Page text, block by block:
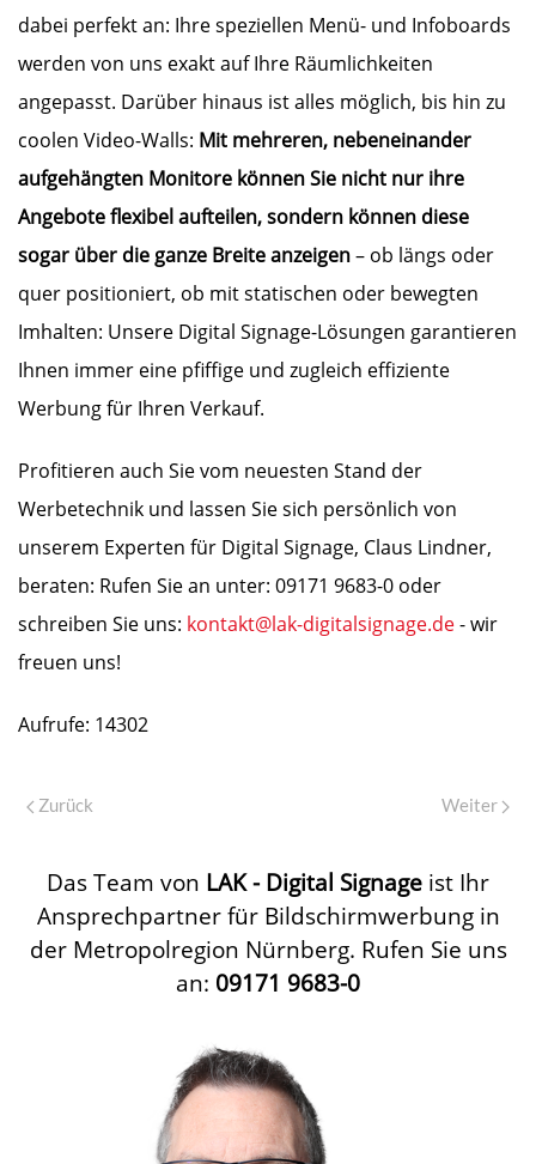
dabei perfekt an: Ihre speziellen Menü- und Infoboards
werden von uns exakt auf Ihre Räumlichkeiten
angepasst. Darüber hinaus ist alles möglich, bis hin zu
coolen Video-Walls: Mit mehreren, nebeneinander
aufgehängten Monitore können Sie nicht nur ihre
Angebote flexibel aufteilen, sondern können diese
sogar über die ganze Breite anzeigen– ob längs oder
quer positioniert, ob mit statischen oder bewegten
Imhalten: Unsere Digital Signage-Lösungen garantieren
Ihnen immer eine pfiffige und zugleich effiziente
Werbung für Ihren Verkauf.
Profitieren auch Sie vom neuesten Stand der
Werbetechnik und lassen Sie sich persönlich von
unserem Experten für Digital Signage, Claus Lindner,
beraten: Rufen Sie an unter: 09171 9683-0 oder
schreiben Sie uns: kontakt@lak-digitalsignage.de- wir
freuen uns!
Aufrufe: 14302
Zurück Weiter
Das Team von LAK - Digital Signage ist Ihr
Ansprechpartner für Bildschirmwerbung in
der Metropolregion Nürnberg. Rufen Sie uns
an: 09171 9683-0